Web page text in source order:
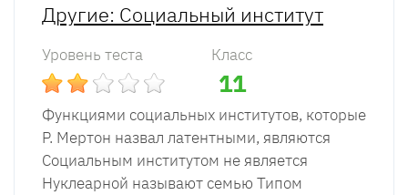
Другие: Социальный институт
Уровень теста Класс
11
Функциями социальных институтов, которые
Р. Мертон назвал латентными, являются
Социальным институтом не является
Нуклеарной называют семью Типом